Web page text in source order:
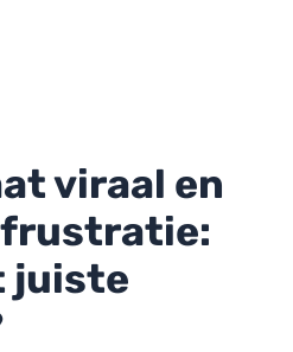
viraal en
juiste